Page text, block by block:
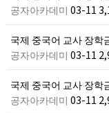
공자아카데미 03-11
국제 중국어 교사 장
공자아카데미 03-11
국제 중국어 교사 장
공자아카데미 03-11